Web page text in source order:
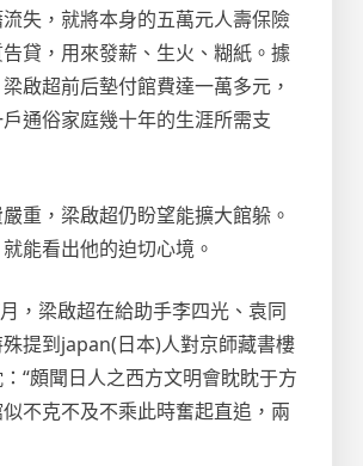
失，就將本身的五萬元人壽保險
貸，用來發薪、生火、糊紙。據
啟超前后墊付館費達一萬多元，
通俗家庭幾十年的生涯所需支
重，梁啟超仍盼望能擴大館躲。
能看出他的迫切心境。
，梁啟超在給助手李四光、袁同
提到japan(日本)人對京師藏書樓
“頗聞日人之西方文明會眈眈于方
不克不及不乘此時奮起直追，兩